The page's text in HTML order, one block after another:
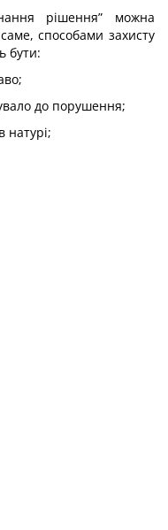
рішення” можна
способами захисту
бути:
до порушення;
натурі;